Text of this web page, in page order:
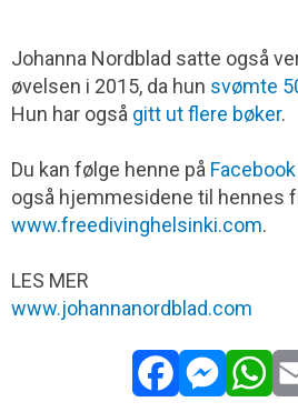
Johanna Nordblad satte også
øvelsen i 2015, da hun svømte
Hun har også gitt ut flere bøker.
Du kan følge henne på Facebook
også hjemmesidene til hennes
www.freedivinghelsinki.com.
LES MER
www.johannanordblad.com